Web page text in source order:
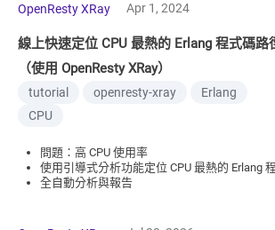
OpenResty XRay Apr 1, 2024
線上快速定位 CPU 最熱的 Erlang 程式碼路
（使用 OpenResty XRay）
tutorial openresty-xray
Erlang
CPU
問題：高 CPU 使用率
使用引導式分析功能定位 CPU 最熱的 Erlang
全自動分析與報告